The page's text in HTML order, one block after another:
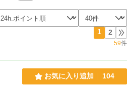
1 2
59件
お気に入り追加 104